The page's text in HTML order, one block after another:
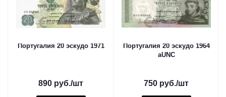
Португалия 20 эскудо 1971
890 руб./шт
Португалия 20 эскудо 1964
aUNC
750 руб./шт